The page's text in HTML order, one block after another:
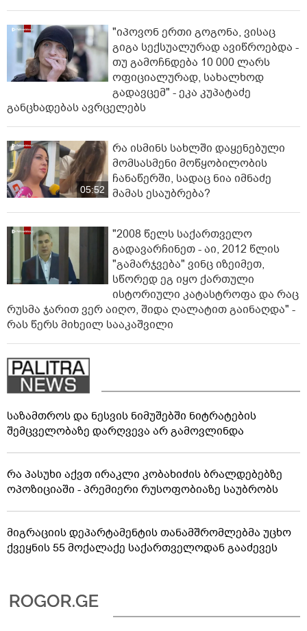
"იპოვონ ერთი გოგონა, ვისაც
გიგა სექსუალურად ავიწროებდა -
თუ გამოჩნდება 10 000 ლარს
ოფიციალურად, სახალხოდ
გადავცემ" - ეკა კუპატაძე
განცხადებას ავრცელებს
05:52
რა ისმინს სახლში დაყენებული
მომსასმენი მოწყობილობის
ჩანაწერში, სადაც ნია იმნაძე
მამას ესაუბრება?
"2008 წელს საქართველო
გადავარჩინეთ - აი, 2012 წლის
"გამარჯვება" ვინც იზეიმეთ,
სწორედ ეგ იყო ქართული
ისტორიული კატასტროფა და რაც
რუსმა ჯარით ვერ აიღო, შიდა ღალატით გაინაღდა" -
რას წერს მიხეილ სააკაშვილი
საზამთროს და ნესვის ნიმუშებში ნიტრატების
შემცველობაზე დარღვევა არ გამოვლინდა
რა პასუხი აქვთ ირაკლი კობახიძის ბრალდებებზე
ოპოზიციაში - პრემიერი რუსოფობიაზე საუბრობს
მიგრაციის დეპარტამენტის თანამშრომლებმა უცხო
ქვეყნის 55 მოქალაქე საქართველოდან გააძევეს